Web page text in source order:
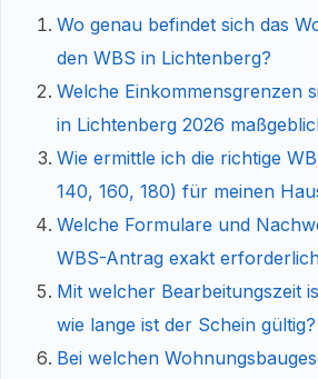
Wo genau befindet sich das
den WBS in Lichtenberg?
Welche Einkommensgrenzen
in Lichtenberg 2026
Wie ermittle ich die richtige
140, 160, 180) für meinen
Welche Formulare und
WBS-Antrag exakt
Mit welcher Bearbeitungszeit
wie lange ist der Schein gültig?
Bei welchen